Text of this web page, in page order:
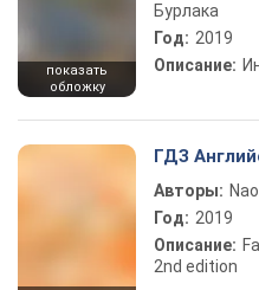
показать
обложку
Бурлака
Год: 2019
Описание:
ГДЗ
Авторы:
Год: 2019
Описание:
2nd edition